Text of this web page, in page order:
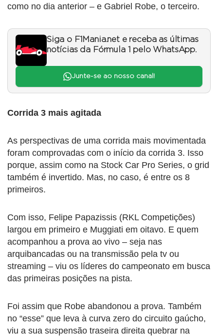
como no dia anterior – e Gabriel Robe, o terceiro.
Siga o F1Mania.net e receba as últimas
notícias da Fórmula 1 pelo WhatsApp.
Junte-se ao nosso canal!
Corrida 3 mais agitada
As perspectivas de uma corrida mais movimentada
foram comprovadas com o início da corrida 3. Isso
porque, assim como na Stock Car Pro Series, o grid
também é invertido. Mas, no caso, é entre os 8
primeiros.
Com isso, Felipe Papazissis (RKL Competições)
largou em primeiro e Muggiati em oitavo. E quem
acompanhou a prova ao vivo – seja nas
arquibancadas ou na transmissão pela tv ou
streaming – viu os líderes do campeonato em busca
das primeiras posições na pista.
Foi assim que Robe abandonou a prova. Também
no “esse” que leva à curva zero do circuito gaúcho,
viu a sua suspensão traseira direita quebrar na